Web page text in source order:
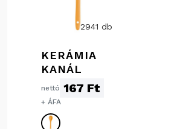
2941 db
KERÁMIA
KANÁL
nettó 167 Ft
+ ÁFA